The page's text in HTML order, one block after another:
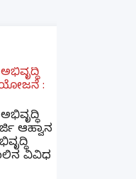
ಅಭಿವೃದ್ಧಿ
:
ಅಭಿವೃದ್ಧಿ
ಆಹ್ವಾನ
ವಿವಿಧ